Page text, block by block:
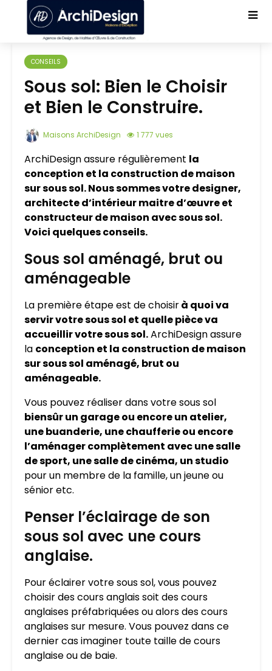
CONSEILS
Sous sol: Bien le Choisir
et Bien le Construire.
Maisons ArchiDesign 1 777 vues
ArchiDesign assure régulièrement la
conception et la construction de maison
sur sous sol. Nous sommes votre designer,
architecte d’intérieur maitre d’œuvre et
constructeur de maison avec sous sol.
Voici quelques conseils.
Sous sol aménagé, brut ou
aménageable
La première étape est de choisirà quoi va
servir votre sous sol et quelle pièce va
accueillir votre sous sol.ArchiDesign assure
la conception et la construction de maison
sur sous sol aménagé, brut ou
aménageable.
Vous pouvez réaliser dans votre sous sol
biensûr un garage ou encore un atelier,
une buanderie, une chaufferie ou encore
l’aménager complètement avec une salle
de sport, une salle de cinéma, un studio
pour un membre de la famille, un jeune ou
sénior etc.
Penser l’éclairage de son
sous sol avec une cours
anglaise.
Pour éclairer votre sous sol, vous pouvez
choisir des cours anglais soit des cours
anglaises préfabriquées ou alors des cours
anglaises sur mesure. Vous pouvez dans ce
dernier cas imaginer toute taille de cours
anglaise ou de baie.